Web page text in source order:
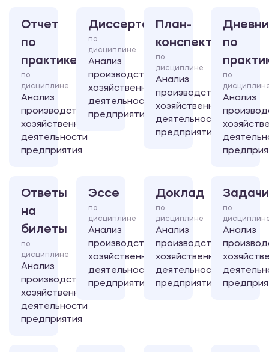
Отчет
по
практике
по
дисциплине
Анализ
производственно-
хозяйственной
деятельности
предприятия
Диссертация
по
дисциплине
Анализ
производственно-
хозяйственной
деятельности
предприятия
План-
конспект
по
дисциплине
Анализ
производственно-
хозяйственной
деятельности
предприятия
по
по
Анализ
Ответы
на
билеты
по
дисциплине
Анализ
производственно-
хозяйственной
деятельности
предприятия
Эссе
по
дисциплине
Анализ
производственно-
хозяйственной
деятельности
предприятия
Доклад
по
дисциплине
Анализ
производственно-
хозяйственной
деятельности
предприятия
Задачи
по
Анализ